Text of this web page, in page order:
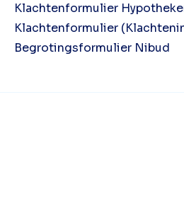
Klachtenformulier
Klachtenformulier
Begrotingsformulier Nibud